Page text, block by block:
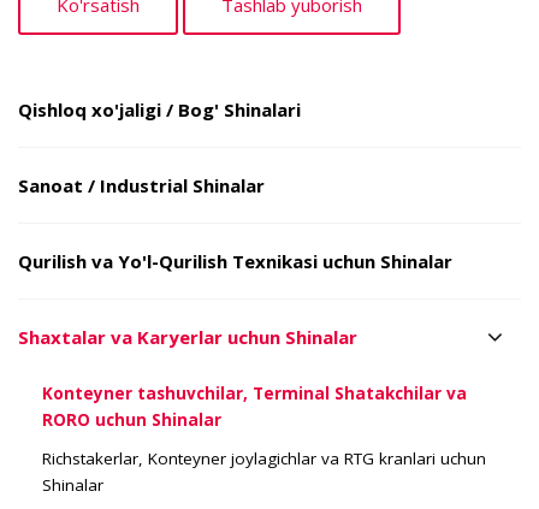
Qishloq xo'jaligi / Bog' Shinalari
Sanoat / Industrial Shinalar
Qurilish va Yo'l-Qurilish Texnikasi uchun Shinalar
Shaxtalar va Karyerlar uchun Shinalar
Konteyner tashuvchilar, Terminal Shatakchilar va
RORO uchun Shinalar
Richstakerlar, Konteyner joylagichlar va RTG kranlari uchun
Shinalar